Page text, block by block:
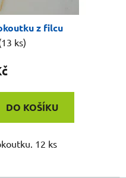
z filcu
ks)
DO KOŠÍKU
12 ks